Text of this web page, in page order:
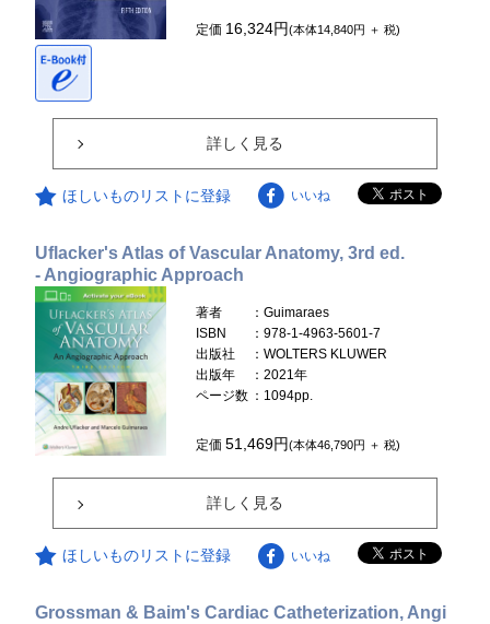
定価 16,324円(本体14,840円 ＋ 税)
詳しく見る
ほしいものリストに登録 いいね
Uflacker's Atlas of Vascular Anatomy, 3rd ed.
- Angiographic Approach
著者
：Guimaraes
ISBN
：978-1-4963-5601-7
出版社
：WOLTERS KLUWER
出版年
：2021年
ページ数 ：1094pp.
定価51,469円(本体46,790円 ＋ 税)
詳しく見る
ほしいものリストに登録 いいね
Grossman & Baim's Cardiac Catheterization, Angi